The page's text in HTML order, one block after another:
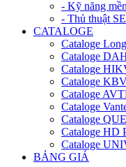
- Kỹ năng
- Thủ thuật
CATALOGE
Cataloge
Cataloge
Cataloge
Cataloge
Cataloge
Cataloge
Cataloge
Cataloge HD
Cataloge
BẢNG GIÁ